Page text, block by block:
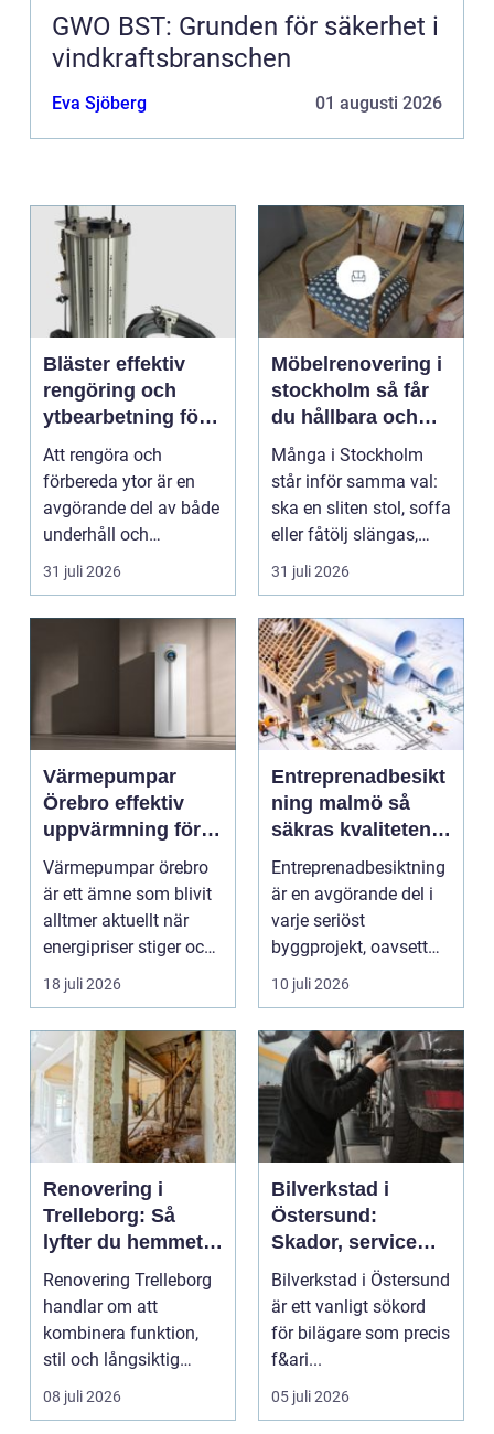
GWO BST: Grunden för säkerhet i
vindkraftsbranschen
Eva Sjöberg 01 augusti 2026
Bläster effektiv
rengöring och
ytbearbetning för
proffs och
hantverkare
Att rengöra och
förbereda ytor är en
avgörande del av både
underhåll och
renovering. Färg, rost,
smu...
31 juli 2026
Möbelrenovering i
stockholm så får
du hållbara och
vackra möbler
Många i Stockholm
står inför samma val:
ska en sliten stol, soffa
eller fåtölj slängas,
säljas billi...
31 juli 2026
Värmepumpar
Örebro effektiv
uppvärmning för
hus och
fastigheter
Värmepumpar örebro
är ett ämne som blivit
alltmer aktuellt när
energipriser stiger och
fler vill sän...
18 juli 2026
Entreprenadbesikt
ning malmö så
säkras kvaliteten i
byggprojekt
Entreprenadbesiktning
är en avgörande del i
varje seriöst
byggprojekt, oavsett
om det handlar om en
10 juli 2026
Renovering i
Trelleborg: Så
lyfter du hemmet
på ett smart sätt
Renovering Trelleborg
handlar om att
kombinera funktion,
stil och långsiktig
ekonomi i samma p...
08 juli 2026
Bilverkstad i
Östersund:
Skador, service
och smarta val för
din bil
Bilverkstad i Östersund
är ett vanligt sökord
för bilägare som precis
f&ari...
05 juli 2026